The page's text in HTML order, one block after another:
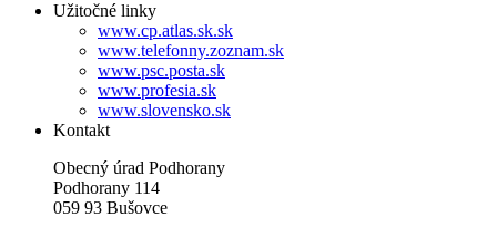
Užitočné linky
www.cp.atlas.sk.sk
www.telefonny.zoznam.sk
www.psc.posta.sk
www.profesia.sk
www.slovensko.sk
Kontakt
Obecný úrad Podhorany
Podhorany 114
059 93 Bušovce